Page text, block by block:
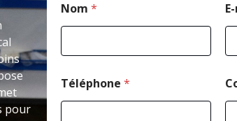
pour
M
e
s
g
e
P
Nom *
Téléphone *